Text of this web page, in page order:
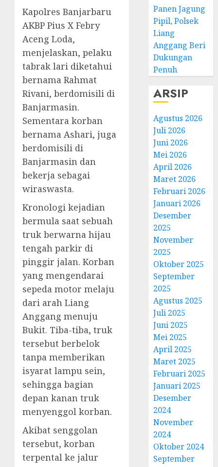
Kapolres Banjarbaru
AKBP Pius X Febry
Aceng Loda,
menjelaskan, pelaku
tabrak lari diketahui
bernama Rahmat
Rivani, berdomisili di
Banjarmasin.
Sementara korban
bernama Ashari, juga
berdomisili di
Banjarmasin dan
bekerja sebagai
wiraswasta.
Kronologi kejadian
bermula saat sebuah
truk berwarna hijau
tengah parkir di
pinggir jalan. Korban
yang mengendarai
sepeda motor melaju
dari arah Liang
Anggang menuju
Bukit. Tiba-tiba, truk
tersebut berbelok
tanpa memberikan
isyarat lampu sein,
sehingga bagian
depan kanan truk
menyenggol korban.
Akibat senggolan
tersebut, korban
terpental ke jalur
Panen Jagung
Pipil, Polsek
Liang
Anggang Beri
Dukungan
Penuh
ARSIP
Agustus 2026
Juli 2026
Juni 2026
Mei 2026
April 2026
Maret 2026
Februari 2026
Januari 2026
Desember
2025
November
2025
Oktober 2025
September
2025
Agustus 2025
Juli 2025
Juni 2025
Mei 2025
April 2025
Maret 2025
Februari 2025
Januari 2025
Desember
2024
November
2024
Oktober 2024
September